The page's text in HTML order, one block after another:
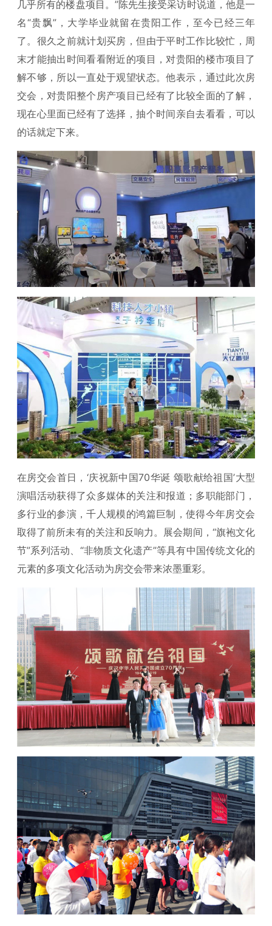
几乎所有的楼盘项目。”陈先生接受采访时说道，他是一
名“贵飘”，大学毕业就留在贵阳工作，至今已经三年
了。很久之前就计划买房，但由于平时工作比较忙，周
末才能抽出时间看看附近的项目，对贵阳的楼市项目了
解不够，所以一直处于观望状态。他表示，通过此次房
交会，对贵阳整个房产项目已经有了比较全面的了解，
现在心里面已经有了选择，抽个时间亲自去看看，可以
的话就定下来。
在房交会首日，‘庆祝新中国70华诞 颂歌献给祖国’大型
演唱活动获得了众多媒体的关注和报道；多职能部门，
多行业的参演，千人规模的鸿篇巨制，使得今年房交会
取得了前所未有的关注和反响力。展会期间，“旗袍文化
节”系列活动、“非物质文化遗产”等具有中国传统文化的
元素的多项文化活动为房交会带来浓墨重彩。